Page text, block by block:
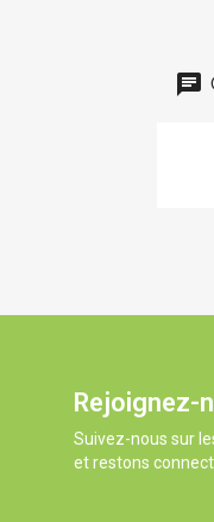
Rejoignez-
Suivez-nous sur
et restons